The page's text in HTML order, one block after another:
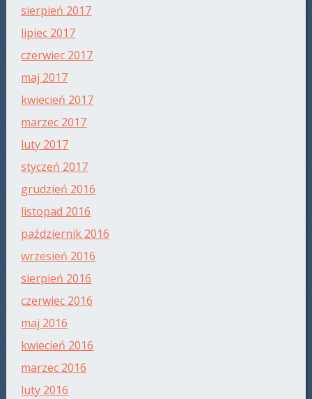
sierpień 2017
lipiec 2017
czerwiec 2017
maj 2017
kwiecień 2017
marzec 2017
luty 2017
styczeń 2017
grudzień 2016
listopad 2016
październik 2016
wrzesień 2016
sierpień 2016
czerwiec 2016
maj 2016
kwiecień 2016
marzec 2016
luty 2016